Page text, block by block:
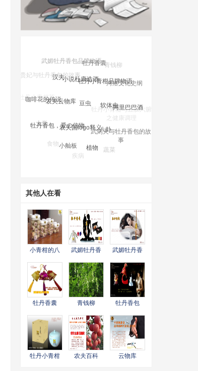
牡丹香囊
小说杜康造酒牡丹小青柑品牌物语
农夫云物库 豆虫
软体虫
牡丹小青柑与五脏六腑
之健康调理
农夫国logo释义
八卦
武则天与牡丹香包的故
事树木
小舢板
植物
女人
学校
疾病
其他人在看
小青柑的八
武媚牡丹香
武媚牡丹香
牡丹香囊 青钱柳 牡丹香包
牡丹小青柑 农夫百科 云物库